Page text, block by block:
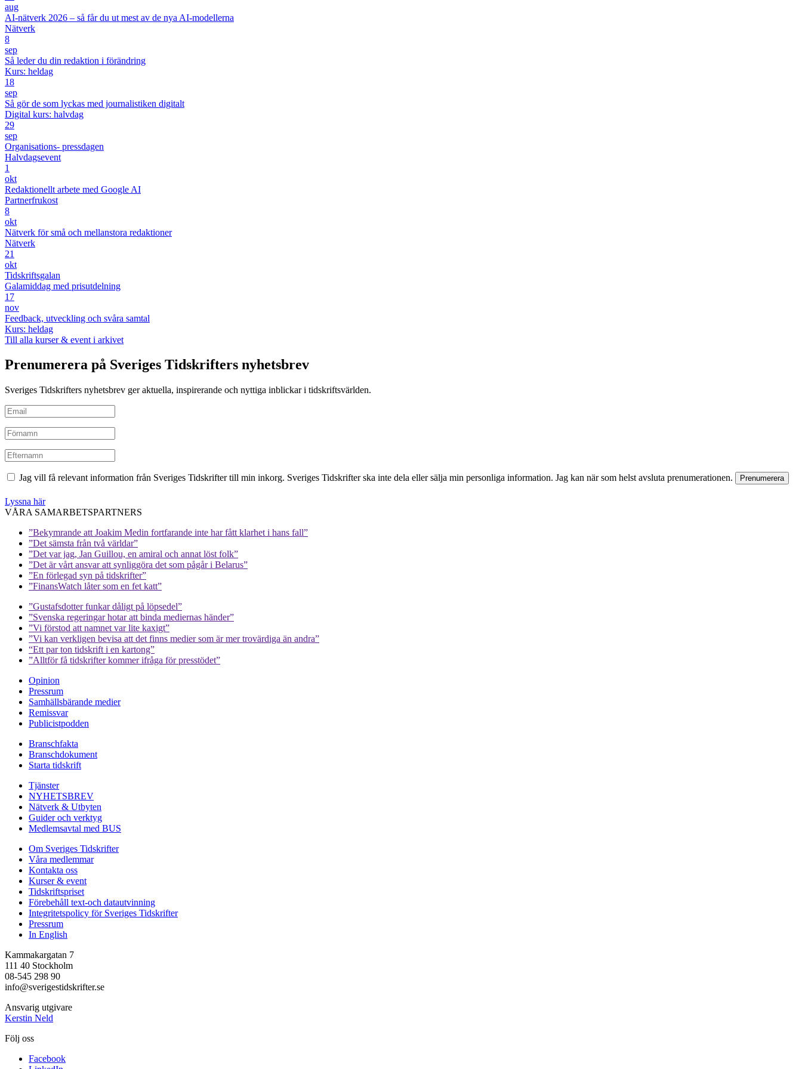
aug
AI-nätverk 2026 – så får du ut mest av de nya AI-modellerna
Nätverk
8
sep
Så leder du din redaktion i förändring
Kurs: heldag
18
sep
Så gör de som lyckas med journalistiken digitalt
Digital kurs: halvdag
29
sep
Organisations- pressdagen
Halvdagsevent
1
okt
Redaktionellt arbete med Google AI
Partnerfrukost
8
okt
Nätverk för små och mellanstora redaktioner
Nätverk
21
okt
Tidskriftsgalan
Galamiddag med prisutdelning
17
nov
Feedback, utveckling och svåra samtal
Kurs: heldag
Till alla kurser & event i arkivet
Prenumerera på Sveriges Tidskrifters nyhetsbrev
Sveriges Tidskrifters nyhetsbrev ger aktuella, inspirerande och nyttiga inblickar i tidskriftsvärlden.
Jag vill få relevant information från Sveriges Tidskrifter till min inkorg. Sveriges Tidskrifter ska inte dela eller sälja min personliga information. Jag kan när som helst avsluta prenumerationen.
Lyssna här
VÅRA SAMARBETSPARTNERS
”Bekymrande att Joakim Medin fortfarande inte har fått klarhet i hans fall”
”Det sämsta från två världar”
”Det var jag, Jan Guillou, en amiral och annat löst folk”
”Det är vårt ansvar att synliggöra det som pågår i Belarus”
”En förlegad syn på tidskrifter”
”FinansWatch låter som en fet katt”
”Gustafsdotter funkar dåligt på löpsedel”
”Svenska regeringar hotar att binda mediernas händer”
”Vi förstod att namnet var lite kaxigt”
”Vi kan verkligen bevisa att det finns medier som är mer trovärdiga än andra”
“Ett par ton tidskrift i en kartong”
”Alltför få tidskrifter kommer ifråga för presstödet”
Opinion
Pressrum
Samhällsbärande medier
Remissvar
Publicistpodden
Branschfakta
Branschdokument
Starta tidskrift
Tjänster
NYHETSBREV
Nätverk & Utbyten
Guider och verktyg
Medlemsavtal med BUS
Om Sveriges Tidskrifter
Våra medlemmar
Kontakta oss
Kurser & event
Tidskriftspriset
Förebehåll text-och datautvinning
Integritetspolicy för Sveriges Tidskrifter
Pressrum
In English
Kammakargatan 7
111 40 Stockholm
08-545 298 90
info@sverigestidskrifter.se
Ansvarig utgivare
Kerstin Neld
Följ oss
Facebook